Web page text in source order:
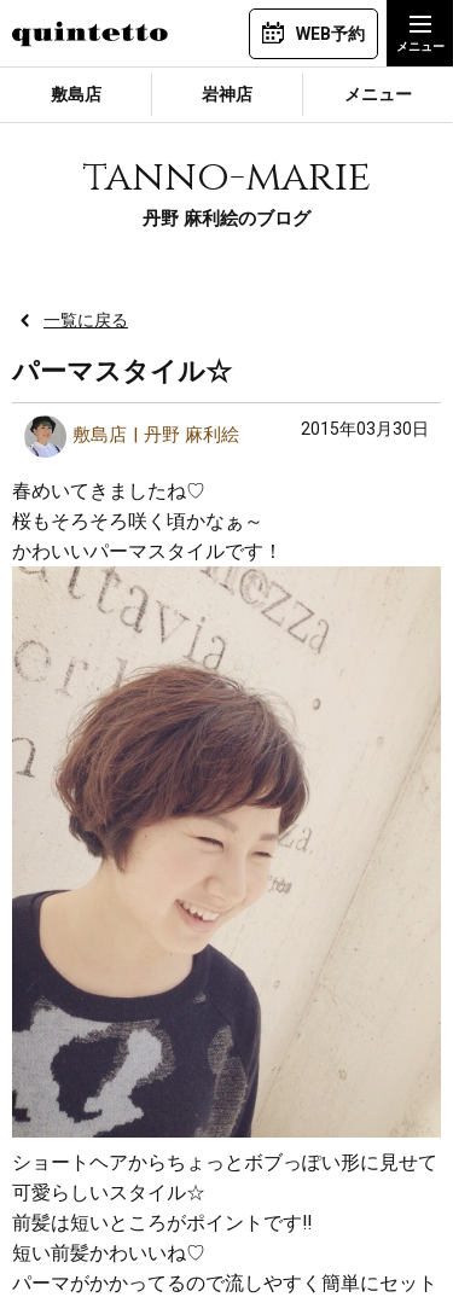
WEB予約
敷島店 岩神店 メニュー
tanno-marie
丹野 麻利絵のブログ
一覧に戻る
パーマスタイル☆
敷島店 丹野 麻利絵 2015年03月30日
春めいてきましたね♡
桜もそろそろ咲く頃かなぁ～
かわいいパーマスタイルです！
ショートヘアからちょっとボブっぽい形に見せて
可愛らしいスタイル☆
前髪は短いところがポイントです‼︎
短い前髪かわいいね♡
パーマがかかってるので流しやすく簡単にセット